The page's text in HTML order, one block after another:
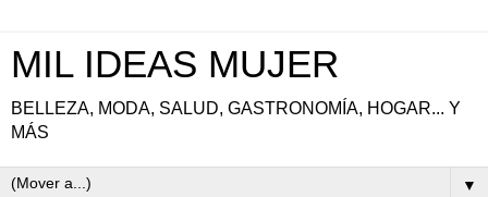
MIL IDEAS MUJER
BELLEZA, MODA, SALUD, GASTRONOMÍA, HOGAR... Y
MÁS
▼